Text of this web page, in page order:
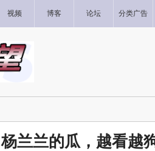
视频 博客 论坛 分类广告
杨兰兰的瓜，越看越